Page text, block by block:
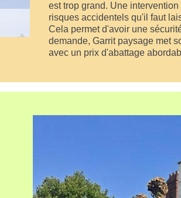
est trop grand. Une
risques accidentels qu'il faut
Cela permet d'avoir une
demande, Garrit paysage met
avec un prix d'abattage